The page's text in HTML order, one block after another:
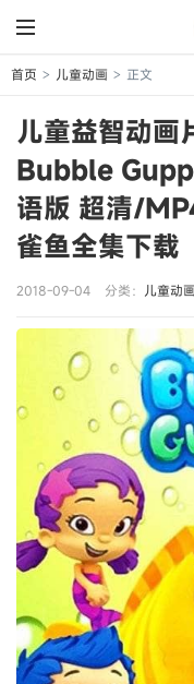
首页 > 儿童动画 > 正文
儿童益智动画
Bubble
语版 超清/
雀鱼全集下载
2018-09-04 分类： 儿童动画